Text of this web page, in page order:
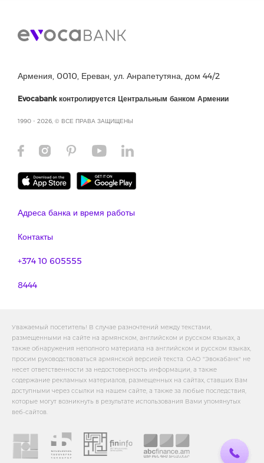
Армения, 0010, Ереван, ул. Анрапетутяна, дом 44/2
Evocabank контролируется Центральным банком Армении
1990 - 2026, © ВСЕ ПРАВА ЗАЩИЩЕНЫ
Адреса банка и время работы
Контакты
+374 10 605555
8444
Уважаемый посетитель! В случае разночтений между текстами,
размещенными на сайте на армянском, английском и русском языках, а
также обнаружения неполного материала на английском и русском языках,
просим руководствоваться армянской версией текста. ОАО "Эвокабанк" не
несет ответственности за недостоверность информации, а также
содержание рекламных материалов, размещенных на сайтах, ставших Вам
доступными через ссылки на нашем сайте, а также за любые последствия,
которые могут возникнуть в результате использования Вами упомянутых
веб-сайтов.